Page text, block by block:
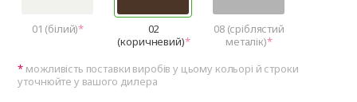
01 (білий)
02
(коричневий)
08 (сріблястий
металік)
можливість поставки виробів у цьому кольорі й строки
уточнюйте у вашого дилера